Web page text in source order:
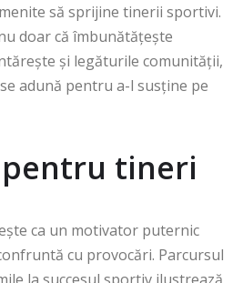
să sprijine tinerii sportivi.
doar că îmbunătățește
și legăturile comunității,
adună pentru a-l susține pe
tineri
ca un motivator puternic
cu provocări. Parcursul